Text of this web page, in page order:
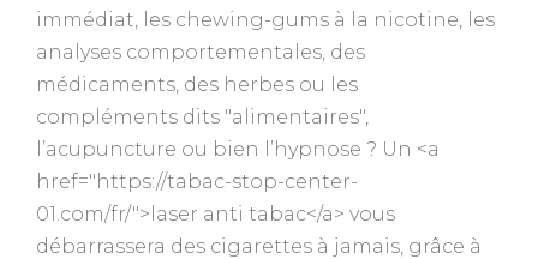
immédiat, les chewing-gums à la nicotine, les
analyses comportementales, des
médicaments, des herbes ou les
compléments dits "alimentaires",
l’acupuncture ou bien l’hypnose ? Un <a
href="https://tabac-stop-center-
01.com/fr/">laser anti tabac</a> vous
débarrassera des cigarettes à jamais, grâce à